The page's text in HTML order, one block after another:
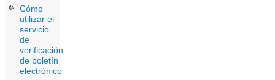
Cómo
utilizar el
servicio
de
verificación
de boletín
electrónico